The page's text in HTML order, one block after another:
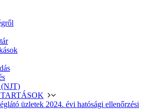
(NJT)
üzletek 2024. évi hatósági ellenőrzési